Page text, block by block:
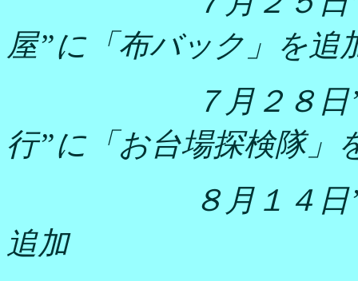
屋”に「布バック」を追
７月２８
行”に「お台場探検隊」
８月１４
追加